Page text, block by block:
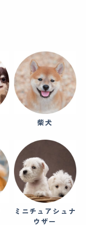
柴犬
ミニチュアシュナ
ウザー